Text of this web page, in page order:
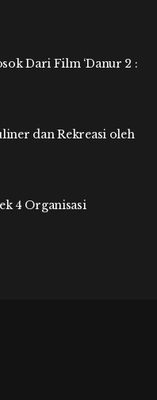
Dari Film ‘Danur 2 :
dan Rekreasi oleh
4 Organisasi